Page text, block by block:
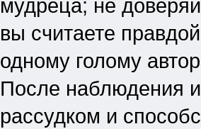
мудреца; не
вы считаете
одному голому
После наблюдения и
рассудком и